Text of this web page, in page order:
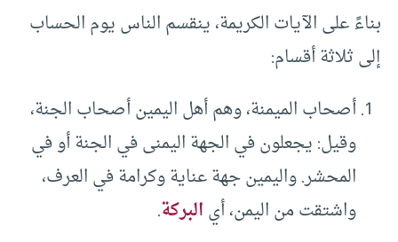
بناءً على الآيات الكريمة، ينقسم الناس يوم الحساب
إلى ثلاثة أقسام:
أصحاب الميمنة، وهم أهل اليمين أصحاب الجنة،
وقيل: يجعلون في الجهة اليمنى في الجنة أو في
المحشر. واليمين جهة عناية وكرامة في العرف،
واشتقت من اليمن، أيالبركة.